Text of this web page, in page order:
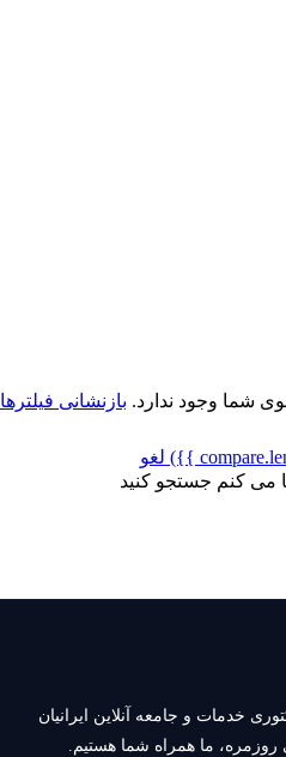
شما وجود ندارد. بازنشانی فیلترها
لغو
می کنم جستجو کنید
خدمات و جامعه آنلاین ایرانیان
روزمره، ما همراه شما هستیم.